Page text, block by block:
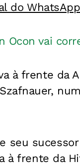
do
Ocon vai
à frente da
seu
à frente da